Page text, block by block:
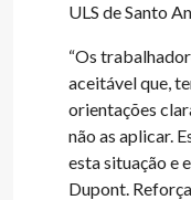
ULS de Santo
“Os
aceitável que,
orientações
não as aplicar.
esta situação e
Dupont.